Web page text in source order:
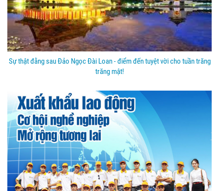
Sự thật đằng sau Đảo Ngọc Đài Loan - điểm đến tuyệt vời cho tuần trăng
trăng mật!